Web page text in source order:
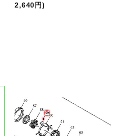
2,640円)